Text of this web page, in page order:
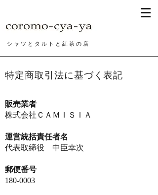
シ ャ ツ と タ ル ト と 紅 茶 の 店
特定商取引法に基づく表記
販売業者
株式会社ＣＡＭＩＳＩＡ
運営統括責任者名
代表取締役 中臣幸次
郵便番号
180-0003